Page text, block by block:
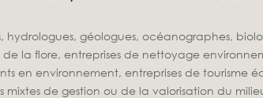
hydrologues, géologues, océanographes,
de laflore, entreprises de nettoyage
en environnement,entreprises de tourisme
mixtes de gestion ou de la valorisationdu